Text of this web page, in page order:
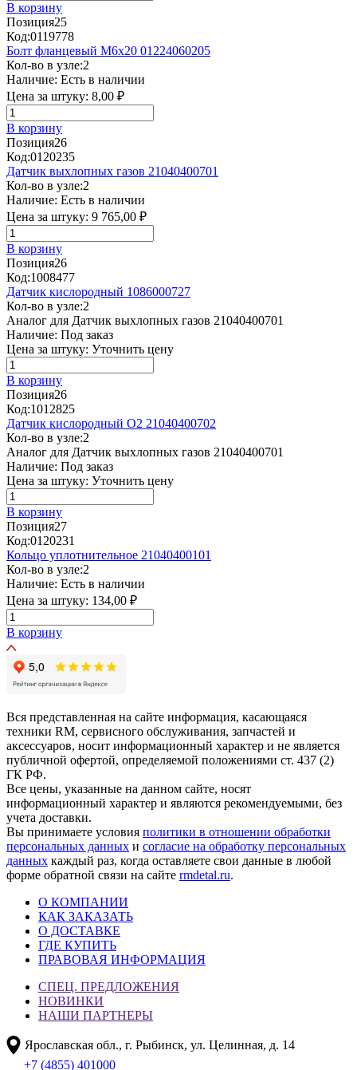
В корзину
Позиция25
Код:0119778
Болт фланцевый М6х20 01224060205
Кол-во в узле:2
Наличие: Есть в наличии
Цена за штуку: 8,00 ₽
В корзину
Позиция26
Код:0120235
Датчик выхлопных газов 21040400701
Кол-во в узле:2
Наличие: Есть в наличии
Цена за штуку: 9 765,00 ₽
В корзину
Позиция26
Код:1008477
Датчик кислородный 1086000727
Кол-во в узле:2
Аналог для Датчик выхлопных газов 21040400701
Наличие: Под заказ
Цена за штуку: Уточнить цену
В корзину
Позиция26
Код:1012825
Датчик кислородный О2 21040400702
Кол-во в узле:2
Аналог для Датчик выхлопных газов 21040400701
Наличие: Под заказ
Цена за штуку: Уточнить цену
В корзину
Позиция27
Код:0120231
Кольцо уплотнительное 21040400101
Кол-во в узле:2
Наличие: Есть в наличии
Цена за штуку: 134,00 ₽
В корзину
Вся представленная на сайте информация, касающаяся
техники RM, сервисного обслуживания, запчастей и
аксессуаров, носит информационный характер и не является
публичной офертой, определяемой положениями ст. 437 (2)
ГК РФ.
Все цены, указанные на данном сайте, носят
информационный характер и являются рекомендуемыми, без
учета доставки.
Вы принимаете условия политики в отношении обработки
персональных данных и согласие на обработку персональных
данных каждый раз, когда оставляете свои данные в любой
форме обратной связи на сайте rmdetal.ru.
О КОМПАНИИ
КАК ЗАКАЗАТЬ
О ДОСТАВКЕ
ГДЕ КУПИТЬ
ПРАВОВАЯ ИНФОРМАЦИЯ
СПЕЦ. ПРЕДЛОЖЕНИЯ
НОВИНКИ
НАШИ ПАРТНЕРЫ
Ярославская обл., г. Рыбинск, ул. Целинная, д. 14
+7 (4855) 401000